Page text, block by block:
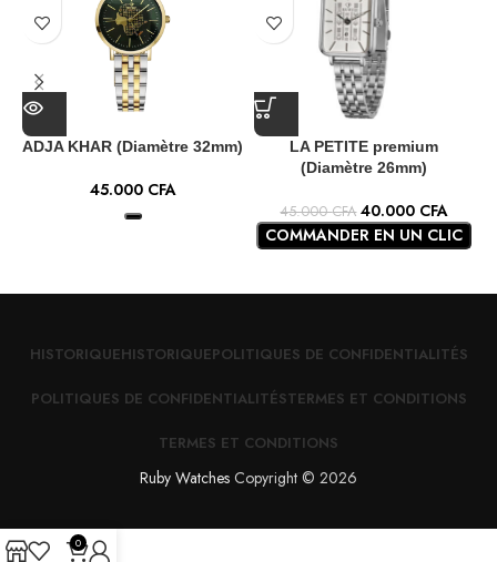
ADJA KHAR (Diamètre 32mm)
45.000 CFA
LA PETITE premium
(Diamètre 26mm)
45.000CFA 40.000 CFA
COMMANDER EN UN CLIC
HISTORIQUEHISTORIQUEPOLITIQUES DE CONFIDENTIALITÉS
POLITIQUES DE CONFIDENTIALITÉSTERMES ET CONDITIONS
TERMES ET CONDITIONS
Ruby Watches Copyright © 2026
0